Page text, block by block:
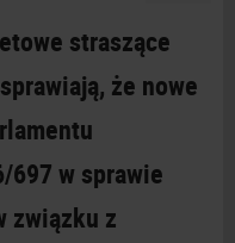
straszące
że nowe
697 w sprawie
związku z